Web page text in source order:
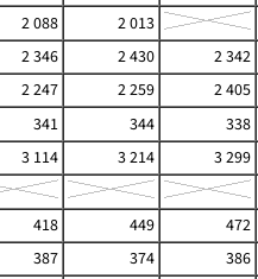
2 088
2 013
2 346 2 430
2 342
2 247 2 259
2 405
341 344
338
3 114 3 214
3 299
418 449
472
387 374
386